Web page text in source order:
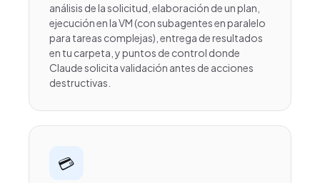
análisis de la solicitud, elaboración de un plan,
ejecución en la VM (con subagentes en paralelo
para tareas complejas), entrega de resultados
en tu carpeta, y puntos de control donde
Claude solicita validación antes de acciones
destructivas.
💳